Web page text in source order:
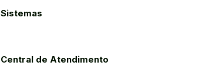
Sistemas
Central de Atendimento